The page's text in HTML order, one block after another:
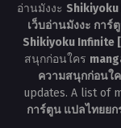
อ่านมังงะ
เว็บอ่านมังงะ กา
Shikiyoku Infinite
สนุกก่อนใคร
ความสนุกก่อนใ
updates. A list of
การ์ตูน แปลไทยย